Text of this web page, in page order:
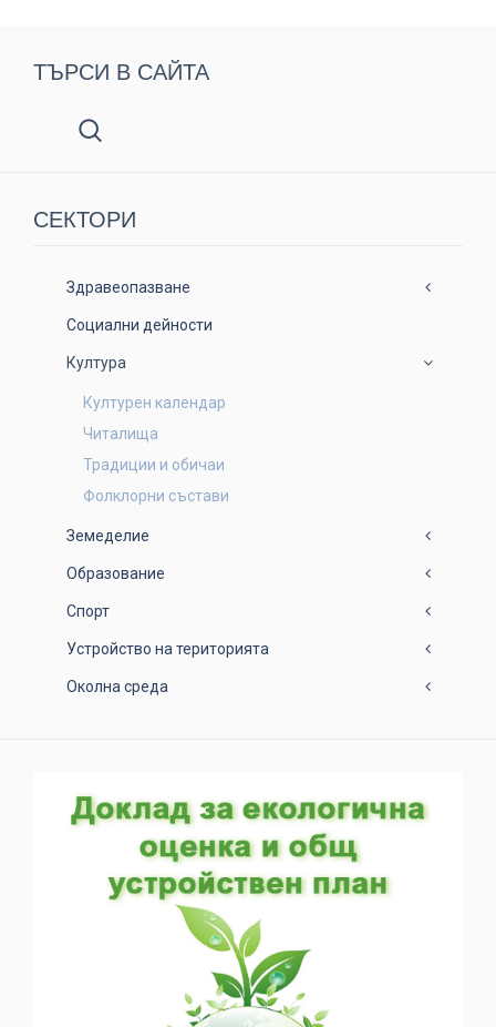
ТЪРСИ В САЙТА
СЕКТОРИ
Здравеопазване
Социални дейности
Култура
Културен календар
Читалища
Традиции и обичаи
Фолклорни състави
Земеделие
Образование
Спорт
Устройство на територията
Околна среда